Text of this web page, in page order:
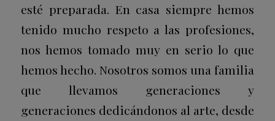
esté preparada. En casa siempre hemos
tenido mucho respeto a las profesiones,
nos hemos tomado muy en serio lo que
hemos hecho. Nosotros somos una familia
que llevamos generaciones y
generaciones dedicándonos al arte, desde